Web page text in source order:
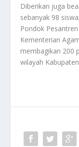
Diberikan juga
sebanyak 98
Pondok
Kementerian
membagikan 200
wilayah